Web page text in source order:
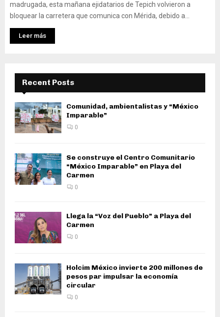
madrugada, esta mañana ejidatarios de Tepich volvieron a
bloquear la carretera que comunica con Mérida, debido a...
Leer más
Recent Posts
Comunidad, ambientalistas y “México
Imparable”
0
Se construye el Centro Comunitario
“México Imparable” en Playa del
Carmen
0
Llega la “Voz del Pueblo” a Playa del
Carmen
0
Holcim México invierte 200 millones de
pesos par impulsar la economía
circular
0